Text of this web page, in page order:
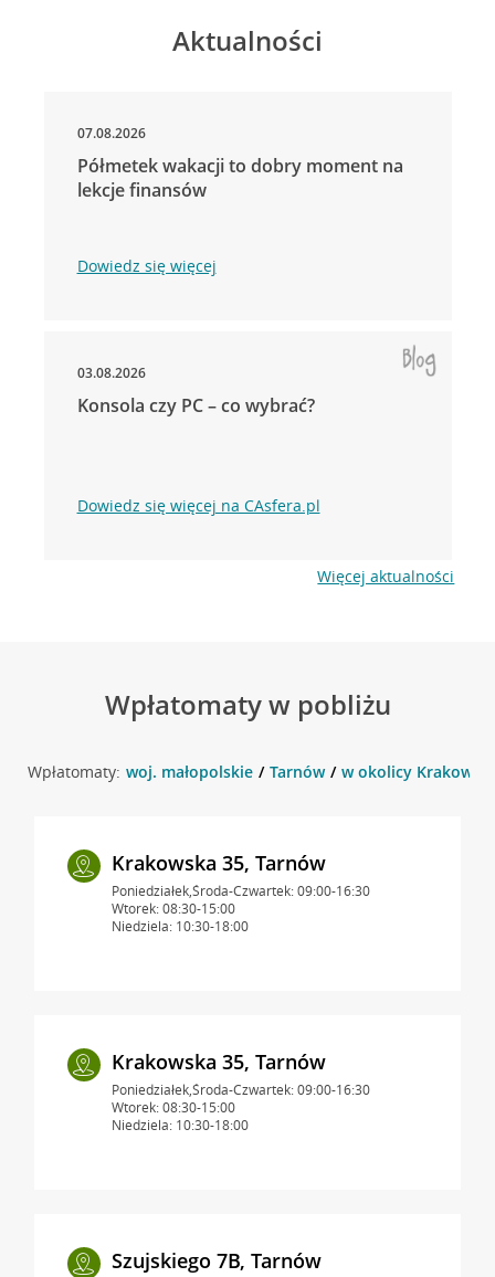
Aktualności
07.08.2026
Półmetek wakacji to dobry moment na
lekcje finansów
Dowiedz się więcej
03.08.2026
Konsola czy PC – co wybrać?
Dowiedz się więcej na CAsfera.pl
Więcej aktualności
Wpłatomaty w pobliżu
Wpłatomaty: woj. małopolskie Tarnów w okolicy
Krakowska 35, Tarnów
Poniedziałek,Środa-Czwartek: 09:00-16:30
Wtorek: 08:30-15:00
Niedziela: 10:30-18:00
Krakowska 35, Tarnów
Poniedziałek,Środa-Czwartek: 09:00-16:30
Wtorek: 08:30-15:00
Niedziela: 10:30-18:00
Szujskiego 7B, Tarnów